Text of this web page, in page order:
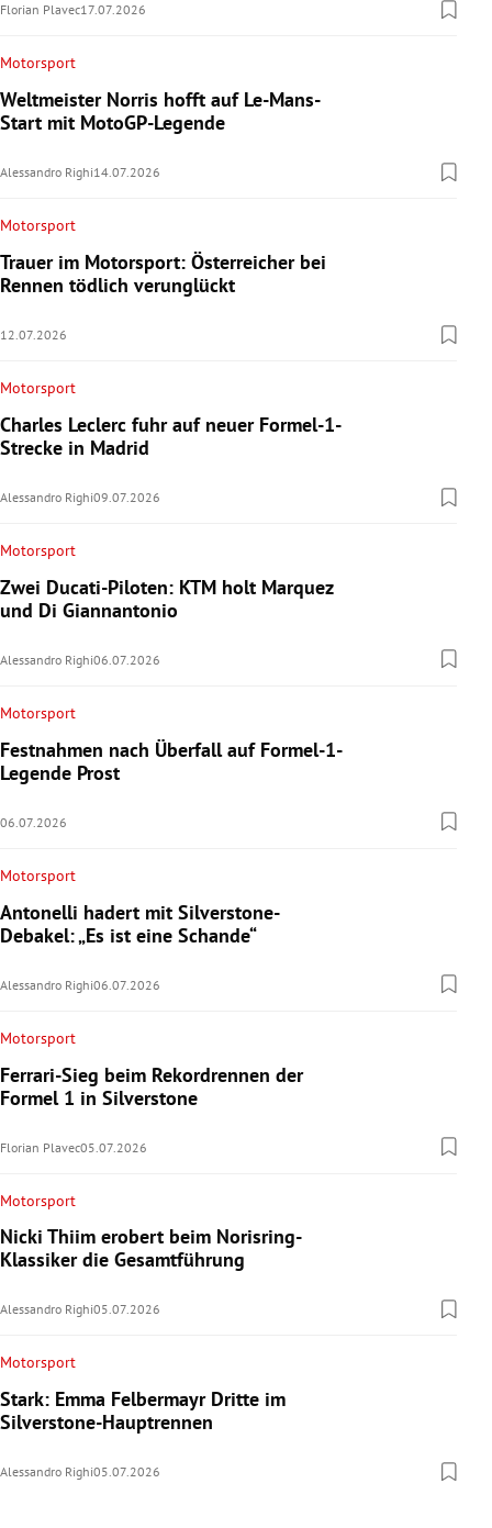
Florian Plavec17.07.2026
Motorsport
Weltmeister Norris hofft auf Le-Mans-
Start mit MotoGP-Legende
Alessandro Righi14.07.2026
Motorsport
Trauer im Motorsport: Österreicher bei
Rennen tödlich verunglückt
12.07.2026
Motorsport
Charles Leclerc fuhr auf neuer Formel-1-
Strecke in Madrid
Alessandro Righi09.07.2026
Motorsport
Zwei Ducati-Piloten: KTM holt Marquez
und Di Giannantonio
Alessandro Righi06.07.2026
Motorsport
Festnahmen nach Überfall auf Formel-1-
Legende Prost
06.07.2026
Motorsport
Antonelli hadert mit Silverstone-
Debakel: „Es ist eine Schande“
Alessandro Righi06.07.2026
Motorsport
Ferrari-Sieg beim Rekordrennen der
Formel 1 in Silverstone
Florian Plavec05.07.2026
Motorsport
Nicki Thiim erobert beim Norisring-
Klassiker die Gesamtführung
Alessandro Righi05.07.2026
Motorsport
Stark: Emma Felbermayr Dritte im
Silverstone-Hauptrennen
Alessandro Righi05.07.2026